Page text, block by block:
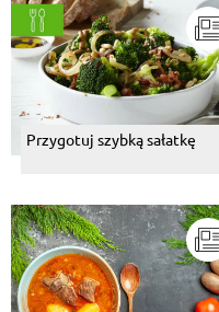
Przygotuj szybką sałatkę